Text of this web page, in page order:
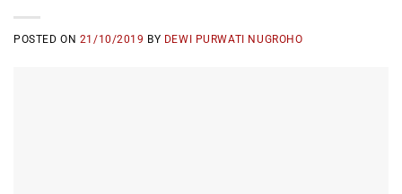
POSTED ON 21/10/2019 BY DEWI PURWATI NUGROHO